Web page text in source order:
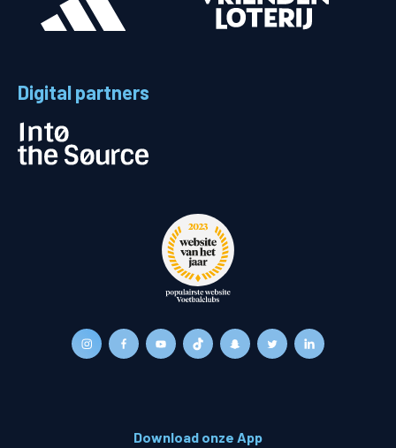
Digital partners
Download onze App